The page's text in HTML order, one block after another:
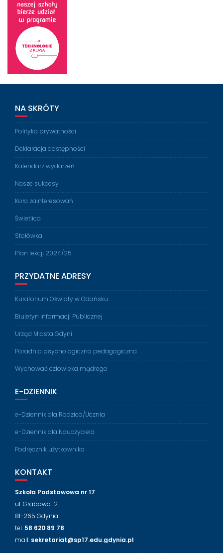
NA SKRÓTY
Polityka prywatności
Deklaracja dostępności
Kalendarz wydarzeń
Nasze sukcesy
Koła zainteresowań
Świetlica
Stołówka
Plan lekcji 2024/25
PRZYDATNE ADRESY
Kuratorium Oświaty w Gdańsku
Biuletyn Informacji Publicznej
Urząd Miasta Gdyni
Poradnia psychologiczno pedagogiczna
Wychować człowieka mądrego
E-DZIENNIK
e-Dziennik dla Rodzica/Ucznia
e-Dziennik dla Nauczyciela
Podręcznik użytkownika
KONTAKT
Szkoła Podstawowa nr 17
ul. Grabowo 12
81-265 Gdynia
tel. 58 620 89 78
mail: sekretariat@sp17.edu.gdynia.pl